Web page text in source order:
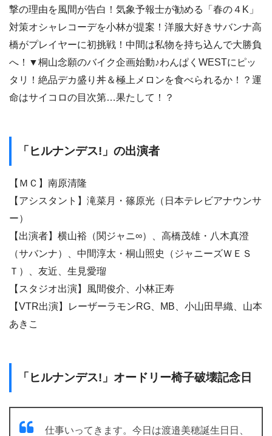
撃の理由を風間が告白！気象予報士が勧める「春の４K」
対策オシャレコーデを小林が提案！洋服大好きサバンナ高
橋がプレイヤーに初挑戦！中間は私物を持ち込んで大勝負
へ！▼桐山念願のバイク企画始動♪わんぱくWESTにピッ
タリ！絶品デカ盛り丼＆極上メロンを食べられるか！？運
命はサイコロの目次第…果たして！？
「ヒルナンデス!」の出演者
【ＭＣ】南原清隆
【アシスタント】滝菜月・篠原光（日本テレビアナウンサ
ー）
【出演者】横山裕（関ジャニ∞）、高橋茂雄・八木真澄
（サバンナ）、中間淳太・桐山照史（ジャニーズＷＥＳ
Ｔ）、友近、生見愛瑠
【スタジオ出演】風間俊介、小林正寿
【VTR出演】レーザーラモンRG、MB、小山田早織、山本
あきこ
「ヒルナンデス!」オードリー椅子破壊記念日
仕事いってきます。今日は渡邉美穂誕生日日、